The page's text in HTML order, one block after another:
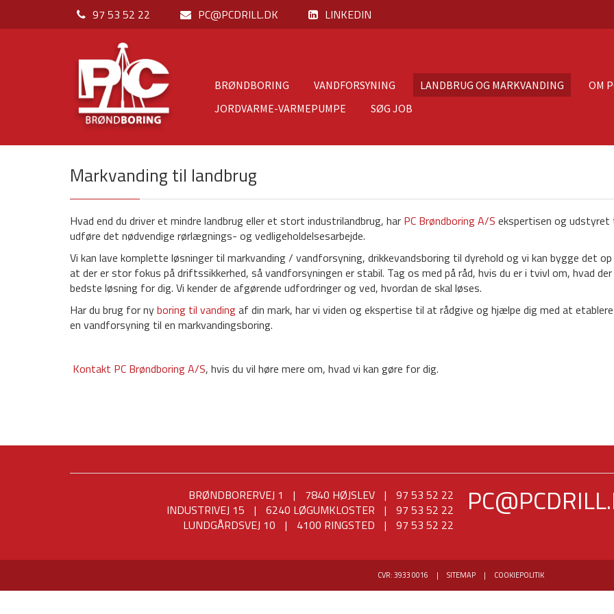
97 53 52 22 PC@PCDRILL.DK LINKEDIN
BRØNDBORING VANDFORSYNING LANDBRUG OG MARKVANDING
OM
JORDVARME-VARMEPUMPE
SØG JOB
Markvanding til landbrug
Hvad end du driver et mindre landbrug eller et stort industrilandbrug, har PC Brøndboring A/S ekspertisen og
udføre det nødvendige rørlægnings- og vedligeholdelsesarbejde.
Vi kan lave komplette løsninger til markvanding / vandforsyning, drikkevandsboring til dyrehold og vi kan bygge det
at der er stor fokus på driftssikkerhed, så vandforsyningen er stabil. Tag os med på råd, hvis du er i tvivl om, hvad der
bedste løsning for dig. Vi kender de afgørende udfordringer og ved, hvordan de skal løses.
Har du brug for nyboring til vandingaf din mark, har vi viden og ekspertise til at rådgive og hjælpe dig med at etablere
en vandforsyning til en markvandingsboring.
Kontakt PC Brøndboring A/S, hvis du vil høre mere om, hvad vi kan gøre for dig.
BRØNDBORERVEJ 1 | 7840 HØJSLEV |
97 53 52 22
INDUSTRIVEJ 15
| 6240 LØGUMKLOSTER |
97 53 52 22
LUNDGÅRDSVEJ 10
| 4100 RINGSTED | 97 53 52 22
CVR: 3933 0016 | SITEMAP | COOKIEPOLITIK